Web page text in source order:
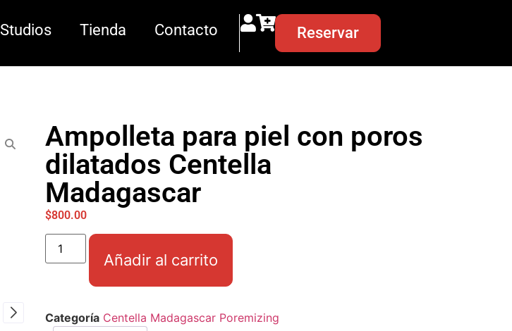
Studios Tienda Contacto Reservar
Ampolleta para piel con poros
dilatados Centella
Madagascar
$800.00
Añadir al carrito
Categoría Centella Madagascar Poremizing